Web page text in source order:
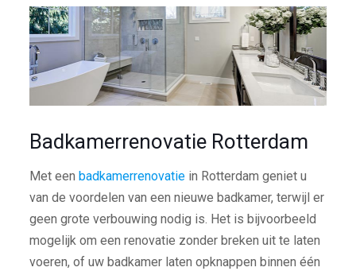
Badkamerrenovatie Rotterdam
Met een badkamerrenovatiein Rotterdam geniet u
van de voordelen van een nieuwe badkamer, terwijl er
geen grote verbouwing nodig is. Het is bijvoorbeeld
mogelijk om een renovatie zonder breken uit te laten
voeren, of uw badkamer laten opknappen binnen één